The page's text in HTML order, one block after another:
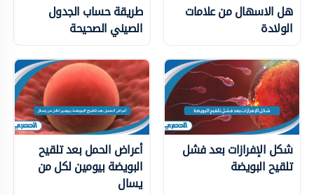
هل الاسهال من علامات
الولادة
طريقة حساب الجدول
الصيني الصحيحة
شكل الإفرازات بعد فشل
تلقيح البويضة
أعراض الحمل بعد تلقيح
البويضة بيومين لكل من
يسال